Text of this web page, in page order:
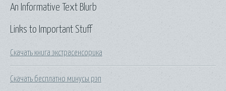
Links to Important Stuff
Скачать книга экстрасенсорика
Скачать бесплатно минусы рэп
An Informative Text Blurb